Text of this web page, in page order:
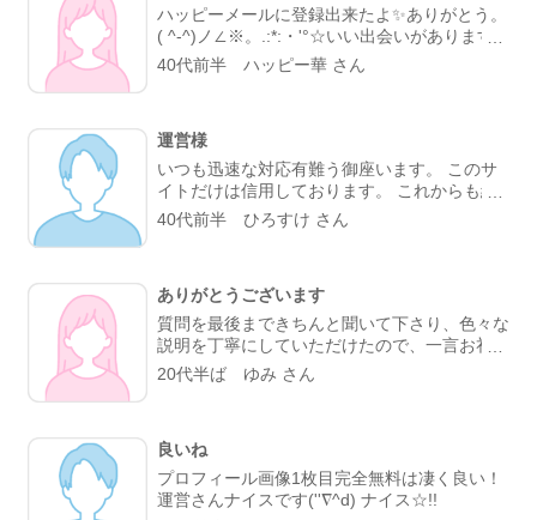
ハッピーメールに登録出来たよ✨ありがとう。
( ^-^)ノ∠※。.:*:・'°☆いい出会いがあります
ように。🍓
40代前半 ハッピー華 さん
運営様
いつも迅速な対応有難う御座います。 このサ
イトだけは信用しております。 これからも続
けていって下さい。
40代前半 ひろすけ さん
ありがとうございます
質問を最後まできちんと聞いて下さり、色々な
説明を丁寧にしていただけたので、一言お礼の
メールをしました。 ありがとうございまし
た。
20代半ば ゆみ さん
良いね
プロフィール画像1枚目完全無料は凄く良い！
運営さんナイスです(''∇^d) ナイス☆!!